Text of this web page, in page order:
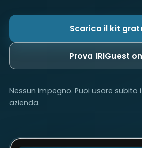
Scarica il kit
Prova IRIGuest
Nessun impegno. Puoi usare subito
azienda.